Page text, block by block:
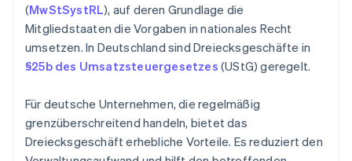
(MwStSystRL), auf deren Grundlage die
Mitgliedstaaten die Vorgaben in nationales Recht
umsetzen. In Deutschland sind Dreiecksgeschäfte in
§25b des Umsatzsteuergesetzes (UStG) geregelt.
Für deutsche Unternehmen, die regelmäßig
grenzüberschreitend handeln, bietet das
Dreiecksgeschäft erhebliche Vorteile. Es reduziert den